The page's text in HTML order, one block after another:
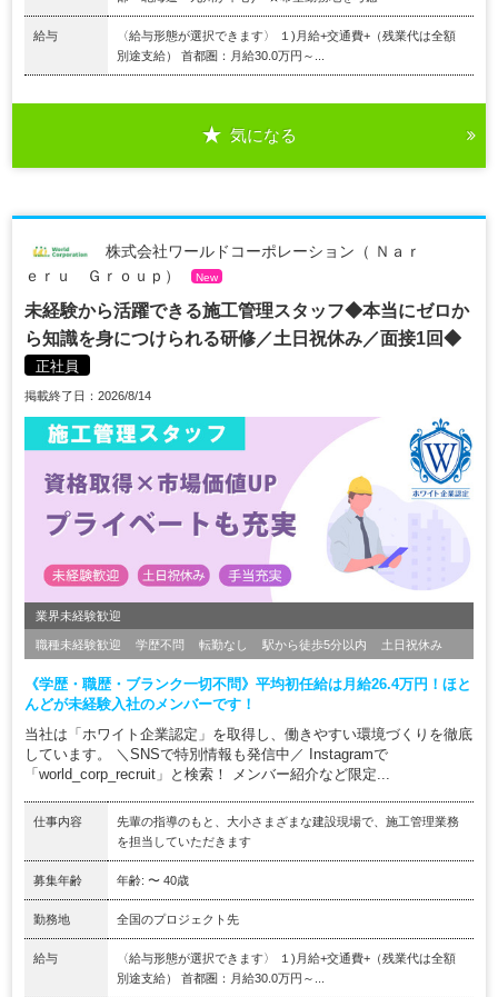
給与
〈給与形態が選択できます〉 １)月給+交通費+（残業代は全額
別途支給） 首都圏：月給30.0万円～...
気になる
株式会社ワールドコーポレーション（ Ｎａｒ
ｅｒｕ Ｇｒｏｕｐ）
New
未経験から活躍できる施工管理スタッフ◆本当にゼロか
ら知識を身につけられる研修／土日祝休み／面接1回◆
正社員
掲載終了日：2026/8/14
業界未経験歓迎
職種未経験歓迎 学歴不問 転勤なし 駅から徒歩5分以内 土日祝休み
《学歴・職歴・ブランク一切不問》平均初任給は月給26.4万円！ほと
んどが未経験入社のメンバーです！
当社は「ホワイト企業認定」を取得し、働きやすい環境づくりを徹底
しています。 ＼SNSで特別情報も発信中／ Instagramで
「world_corp_recruit」と検索！ メンバー紹介など限定...
仕事内容
先輩の指導のもと、大小さまざまな建設現場で、施工管理業務
を担当していただきます
募集年齢 年齢: 〜 40歳
勤務地 全国のプロジェクト先
給与
〈給与形態が選択できます〉 １)月給+交通費+（残業代は全額
別途支給） 首都圏：月給30.0万円～...